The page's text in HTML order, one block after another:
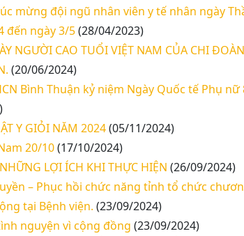
mừng đội ngũ nhân viên y tế nhân ngày
đến ngày 3/5(28/04/2023)
NGƯỜI CAO TUỔI VIỆT NAM CỦA CHI
(20/06/2024)
Bình Thuận kỷ niệm Ngày Quốc tế Phụ
Y GIỎI NĂM 2024(05/11/2024)
20/10(17/10/2024)
LỢI ÍCH KHI THỰC HIỆN (26/09/2024)
– Phục hồi chức năng tỉnh tổ chức
tại Bệnh viện. (23/09/2024)
nguyện vì cộng đồng (23/09/2024)